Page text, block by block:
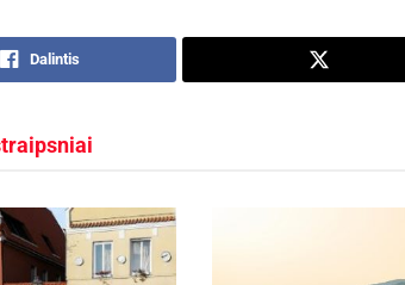
Dalintis